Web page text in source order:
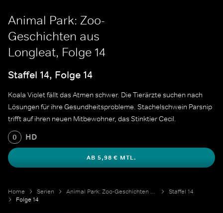
Animal Park: Zoo-
Geschichten aus
Longleat, Folge 14
Staffel 14, Folge 14
Koala Violet fällt das Atmen schwer. Die Tierärzte suchen nach
Lösungen für ihre Gesundheitsprobleme. Stachelschwein Parsnip
trifft auf ihren neuen Mitbewohner, das Stinktier Cecil.
0 HD
AB 5,98 € MTL.
Home Serien Animal Park: Zoo-Geschichten aus Longleat
Staffel 14
Folge 14